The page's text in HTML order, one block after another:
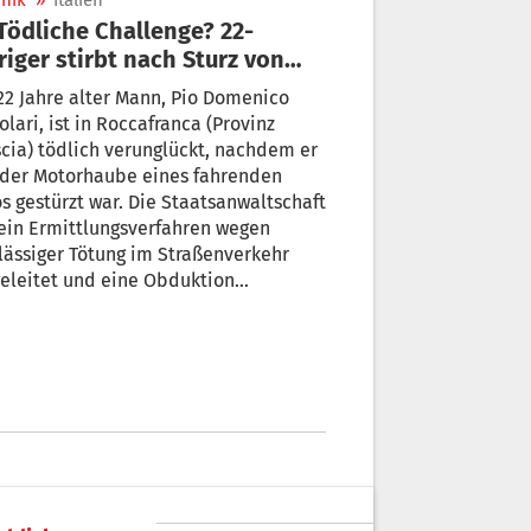
stirbt nach Sturz von
Auto in Brescia
Jahre alter Mann, Pio Domenico
ist in Roccafranca (Provinz
tödlich verunglückt, nachdem er
Motorhaube eines fahrenden
gestürzt war. Die Staatsanwaltschaft
Ermittlungsverfahren wegen
Tötung im Straßenverkehr
und eine Obduktion